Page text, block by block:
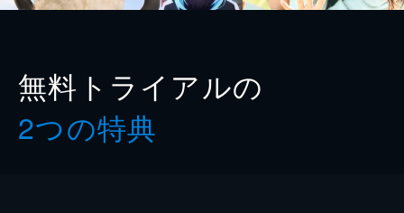
無料トライアルの
2つの特典